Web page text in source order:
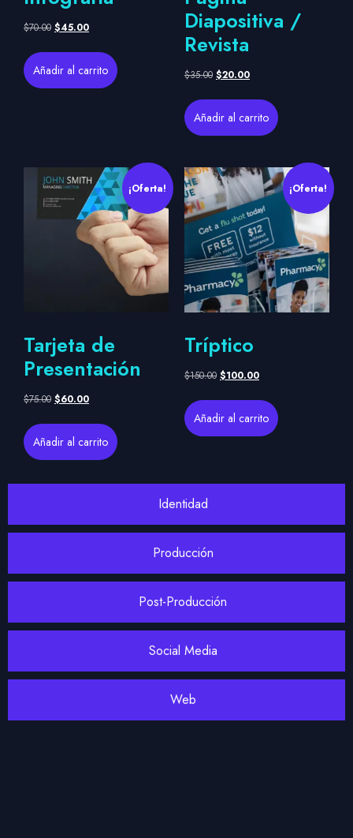
Identidad
Producción
Post-Producción
Social Media
Web
$70.00 $45.00
Añadir al carrito
Diapositiva /
Revista
$35.00 $20.00
Añadir al carrito
¡Oferta!
Tarjeta de
Presentación
$75.00 $60.00
Añadir al carrito
¡Oferta!
Tríptico
$150.00 $100.00
Añadir al carrito